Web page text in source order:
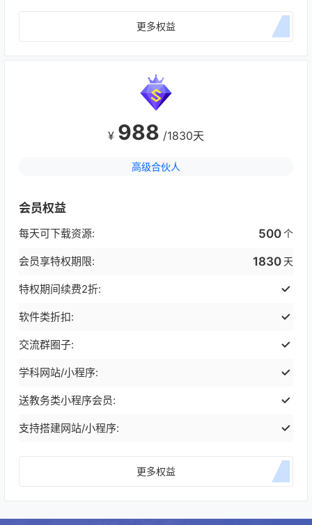
更多权益
¥ 988 /1830天
高级合伙人
会员权益
每天可下载资源: 500个
会员享特权期限: 1830 天
特权期间续费2折:
软件类折扣:
交流群圈子:
学科网站/小程序:
送教务类小程序会员:
支持搭建网站/小程序:
更多权益